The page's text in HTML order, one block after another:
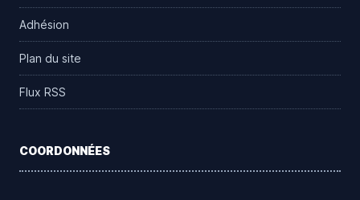
Adhésion
Plan du site
Flux RSS
COORDONNÉES